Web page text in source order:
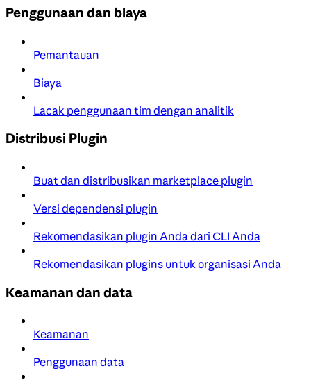
Penggunaan dan biaya
Pemantauan
Biaya
Lacak penggunaan tim dengan analitik
Distribusi Plugin
Buat dan distribusikan marketplace plugin
Versi dependensi plugin
Rekomendasikan plugin Anda dari CLI Anda
Rekomendasikan plugins untuk organisasi Anda
Keamanan dan data
Keamanan
Penggunaan data